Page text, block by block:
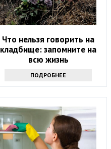
Что нельзя говорить на
кладбище: запомните на
всю жизнь
ПОДРОБНЕЕ